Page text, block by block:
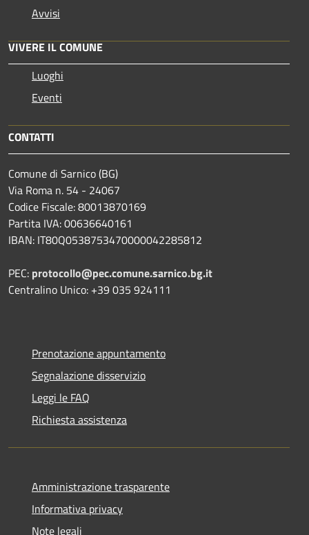
Avvisi
VIVERE IL COMUNE
Luoghi
Eventi
CONTATTI
Comune di Sarnico (BG)
Via Roma n. 54 - 24067
Codice Fiscale: 80013870169
Partita IVA: 00636640161
IBAN: IT80Q0538753470000042285812
PEC: protocollo@pec.comune.sarnico.bg.it
Centralino Unico: +39 035 924111
Prenotazione appuntamento
Segnalazione disservizio
Leggi le FAQ
Richiesta assistenza
Amministrazione trasparente
Informativa privacy
Note legali